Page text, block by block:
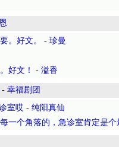
。好文。
- 珍曼
好文！
- 溢香
- 幸福剧团
室哎 - 纯阳真仙
一个角落的，急诊室肯定是个